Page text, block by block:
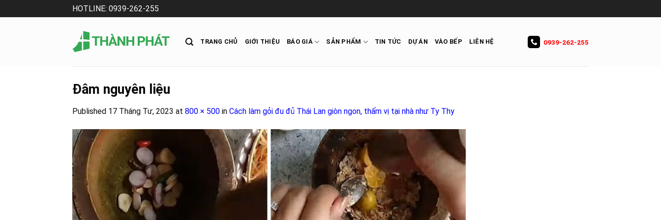
to
HOTLINE: 0939-262-255
TRANG CHỦ GIỚI THIỆU BÁO GIÁ SẢN PHẨM TIN TỨC DỰ ÁN VÀO BẾP LIÊN HỆ 0939-262-255
Đâm nguyên liệu
Published 17 Tháng Tư, 2023 at 800 × 500 in Cách làm gỏi đu đủ Thái Lan giòn ngon, thấm vị tại nhà như Ty Thy